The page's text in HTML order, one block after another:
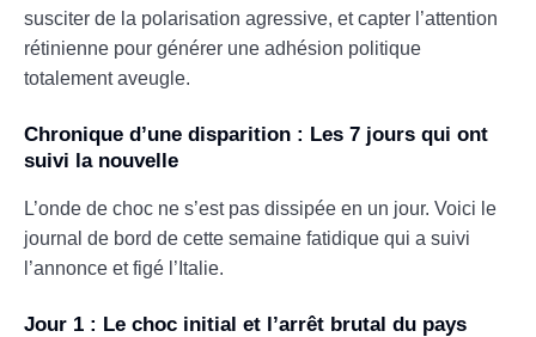
susciter de la polarisation agressive, et capter l’attention
rétinienne pour générer une adhésion politique
totalement aveugle.
Chronique d’une disparition : Les 7 jours qui ont
suivi la nouvelle
L’onde de choc ne s’est pas dissipée en un jour. Voici le
journal de bord de cette semaine fatidique qui a suivi
l’annonce et figé l’Italie.
Jour 1 : Le choc initial et l’arrêt brutal du pays